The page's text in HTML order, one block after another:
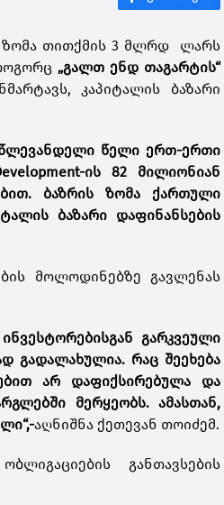
ზომა თითქმის 3 მლრდ ლარს
„გალთ ენდ თაგარტის“
კაპიტალის ბაზარი
წლევანდელი წელი ერთ-ერთი
ის 82 მილიონიან
ბაზრის ზომა ქართული
ბაზარი დაფინანსების
მოლოდინებზე გავლენას
გარკვეული
გადალახულია. რაც შეეხება
არ დაფიქსირებულა და
მერყეობს. ამასთან,
აღნიშნა ქეთევან თოიძემ.
განთავსების